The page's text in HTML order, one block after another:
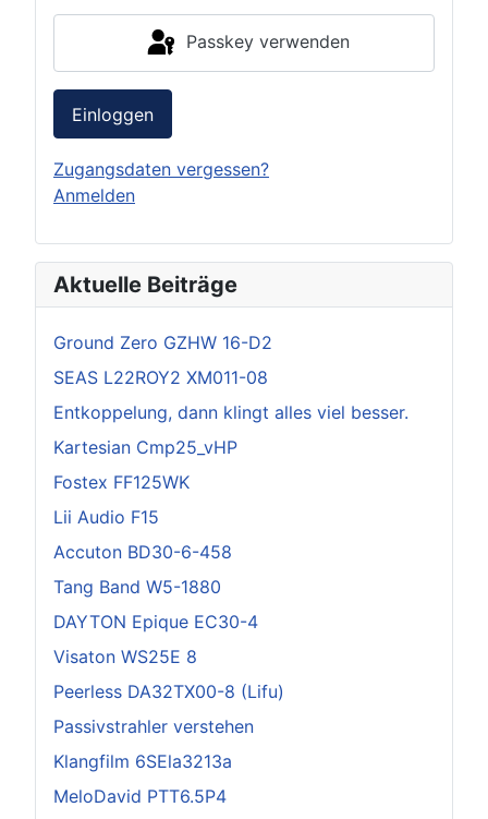
Passkey verwenden
Einloggen
Zugangsdaten vergessen?
Anmelden
Aktuelle Beiträge
Ground Zero GZHW 16-D2
SEAS L22ROY2 XM011-08
Entkoppelung, dann klingt alles viel besser.
Kartesian Cmp25_vHP
Fostex FF125WK
Lii Audio F15
Accuton BD30-6-458
Tang Band W5-1880
DAYTON Epique EC30-4
Visaton WS25E 8
Peerless DA32TX00-8 (Lifu)
Passivstrahler verstehen
Klangfilm 6SEla3213a
MeloDavid PTT6.5P4